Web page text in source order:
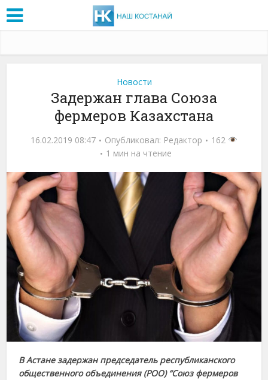
Новости
Задержан глава Союза
фермеров Казахстана
16.02.2019 08:47 Опубликовал: Редактор
162
1 мин на чтение
В Астане задержан председатель республиканского
общественного объединения (РОО) “Союз фермеров